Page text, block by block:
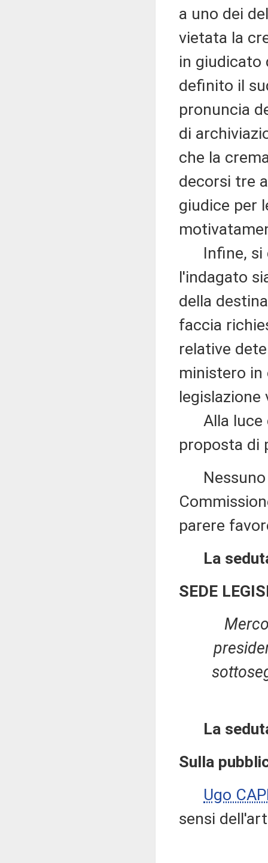
a uno dei
vietata la
in giudicato
definito il
pronuncia
di
che la
decorsi tre
giudice per
Infine, si
l'indagato
della
faccia
relative
ministero
legislazione
Alla luce
proposta di
Nessuno
parere
La
SEDE
La
Sulla
Ugo
sensi